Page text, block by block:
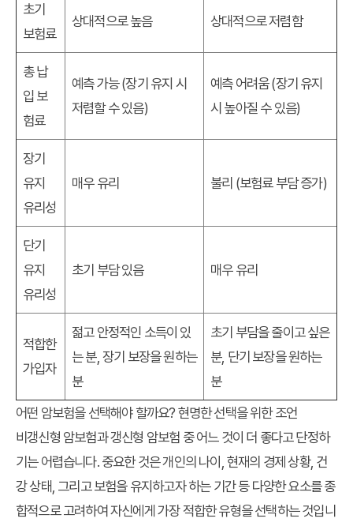
초기
보험료
상대적으로 높음 상대적으로 저렴함
총 납
입 보
험료
예측 가능 (장기 유지 시
저렴할 수 있음)
예측 어려움 (장기 유지
시 높아질 수 있음)
장기
유지
유리성
매우 유리 불리 (보험료 부담 증가)
단기
유지
유리성
초기 부담 있음 매우 유리
적합한
가입자
젊고 안정적인 소득이 있
는 분, 장기 보장을 원하는
분
초기 부담을 줄이고 싶은
분, 단기 보장을 원하는
분
어떤 암보험을 선택해야 할까요? 현명한 선택을 위한 조언
비갱신형 암보험과 갱신형 암보험 중 어느 것이 더 좋다고 단정하
기는 어렵습니다. 중요한 것은 개인의 나이, 현재의 경제 상황, 건
강 상태, 그리고 보험을 유지하고자 하는 기간 등 다양한 요소를 종
합적으로 고려하여 자신에게 가장 적합한 유형을 선택하는 것입니